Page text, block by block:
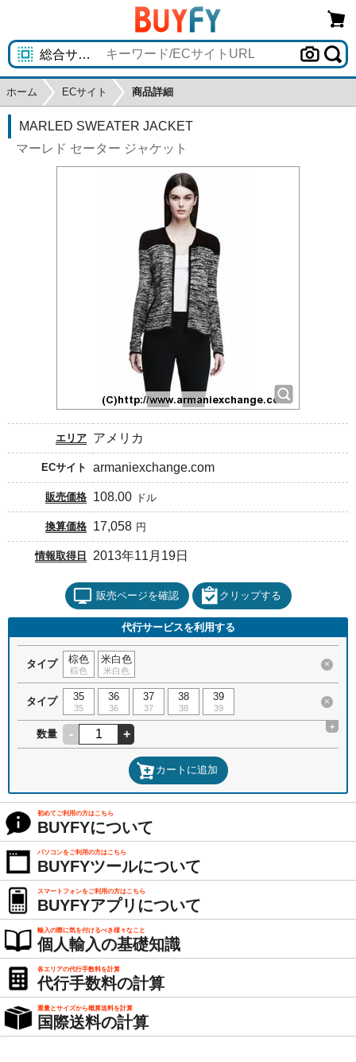
ホーム ECサイト 商品詳細
MARLED SWEATER JACKET
マーレド セーター ジャケット
エリア アメリカ
ECサイト armaniexchange.com
販売価格 108.00 ドル
換算価格 17,058 円
情報取得日 2013年11月19日
販売ページを確認 クリップする
代行サービスを利用する
タイプ 棕色
棕色
米白色
米白色
×
タイプ 35
35
36
36
37
37
38
38
39
39
×
数量 - +
+
カートに追加
初めてご利用の方はこちら
BUYFYについて
パソコンをご利用の方はこちら
BUYFYツールについて
スマートフォンをご利用の方はこちら
BUYFYアプリについて
輸入の際に気を付けるべき様々なこと
個人輸入の基礎知識
各エリアの代行手数料を計算
代行手数料の計算
重量とサイズから概算送料を計算
国際送料の計算